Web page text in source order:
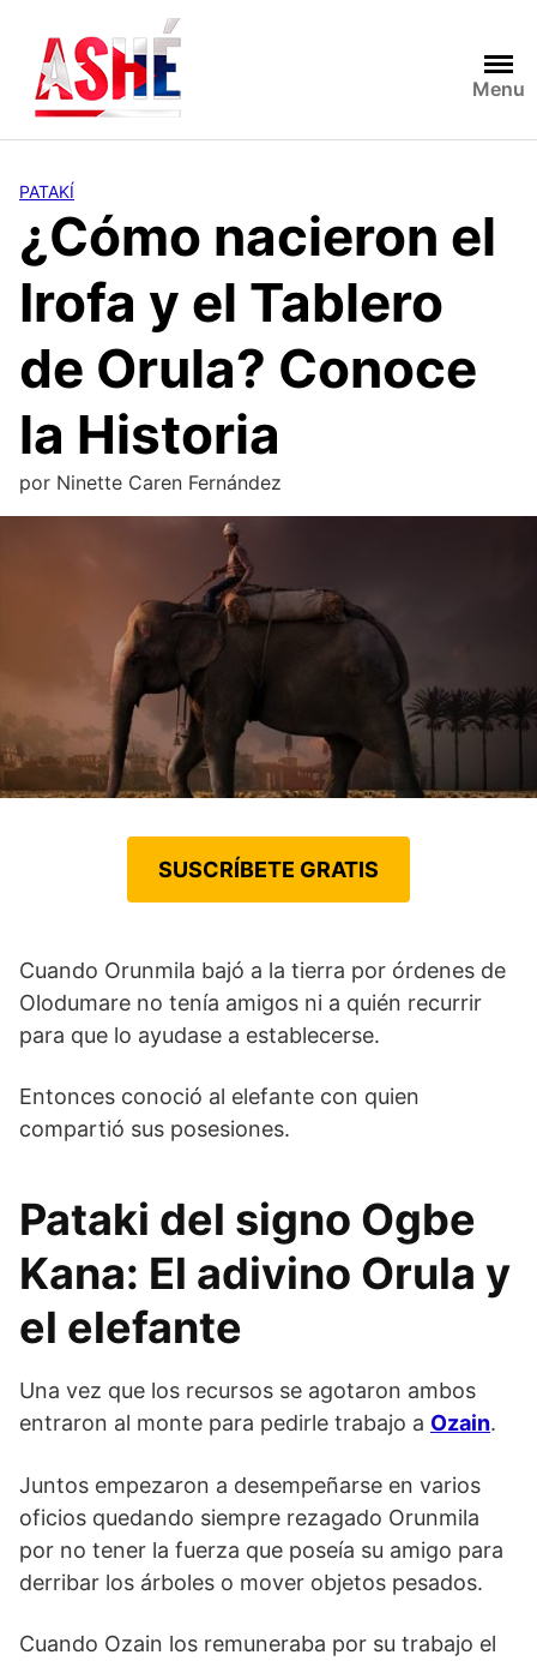
contenido
Menu
PATAKÍ
¿Cómo nacieron el
Irofa y el Tablero
de Orula? Conoce
la Historia
por Ninette Caren Fernández
SUSCRÍBETE GRATIS
Cuando Orunmila bajó a la tierra por órdenes de
Olodumare no tenía amigos ni a quién recurrir
para que lo ayudase a establecerse.
Entonces conoció al elefante con quien
compartió sus posesiones.
Pataki del signo Ogbe
Kana: El adivino Orula y
el elefante
Una vez que los recursos se agotaron ambos
entraron al monte para pedirle trabajo a Ozain.
Juntos empezaron a desempeñarse en varios
oficios quedando siempre rezagado Orunmila
por no tener la fuerza que poseía su amigo para
derribar los árboles o mover objetos pesados.
Cuando Ozain los remuneraba por su trabajo el